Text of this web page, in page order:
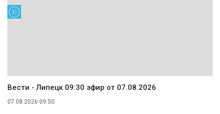
Вести - Липецк 09:30 эфир от 07.08.2026
07.08.2026 09:50